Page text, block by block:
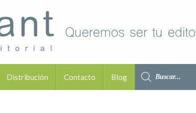
Distribución Contacto Blog